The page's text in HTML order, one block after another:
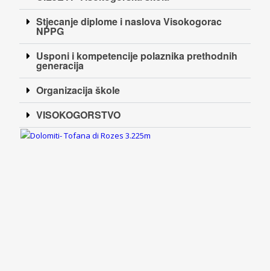
Stjecanje diplome i naslova Visokogorac
NPPG
Usponi i kompetencije polaznika prethodnih
generacija
Organizacija škole
VISOKOGORSTVO